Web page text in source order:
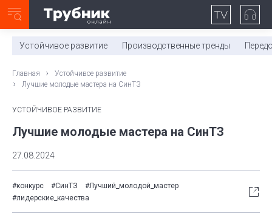
0:00/ 11:03
Устойчивое развитие Производственные тренды
Главная
Устойчивое развитие
Лучшие молодые мастера на СинТЗ
УСТОЙЧИВОЕ РАЗВИТИЕ
Лучшие молодые мастера на СинТЗ
27.08.2024
#конкурс #СинТЗ
#Лучший_молодой_мастер
#лидерские_качества